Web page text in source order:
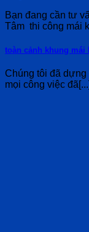
Bạn đang cần tư
Tâm thi công mái
toàn cảnh khung mái
Chúng tôi đã
mọi công việc đã[...]